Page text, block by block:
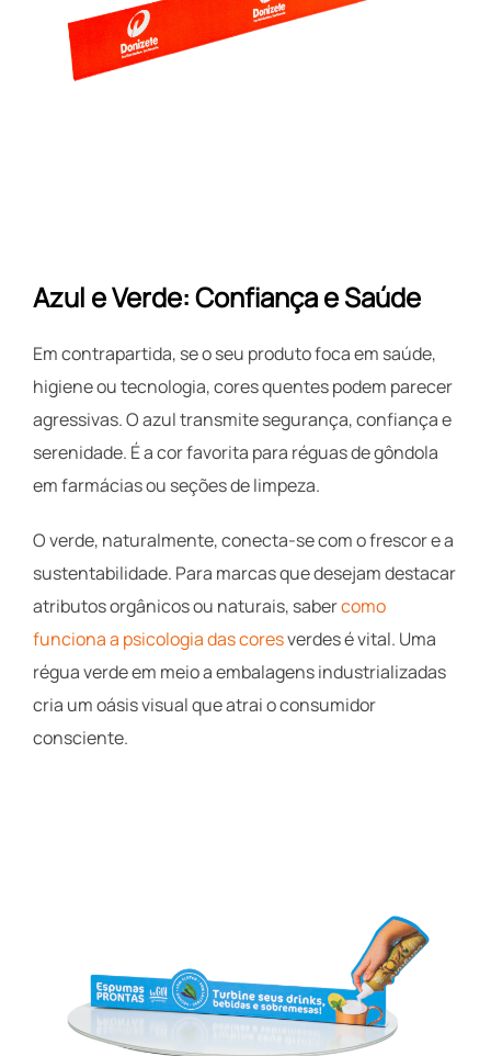
Azul e Verde: Confiança e Saúde
Em contrapartida, se o seu produto foca em saúde,
higiene ou tecnologia, cores quentes podem parecer
agressivas. O azul transmite segurança, confiança e
serenidade. É a cor favorita para réguas de gôndola
em farmácias ou seções de limpeza.
O verde, naturalmente, conecta-se com o frescor e a
sustentabilidade. Para marcas que desejam destacar
atributos orgânicos ou naturais, sabercomo
funciona a psicologia das coresverdes é vital. Uma
régua verde em meio a embalagens industrializadas
cria um oásis visual que atrai o consumidor
consciente.